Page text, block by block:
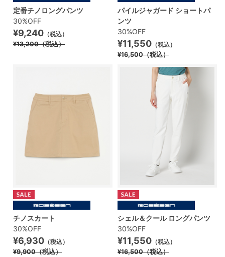
定番チノロングパンツ
30%OFF
¥9,240 （税込）
¥13,200（税込）
パイルジャガード ショートパ
ンツ
30%OFF
¥11,550 （税込）
¥16,500（税込）
チノスカート
30%OFF
¥6,930 （税込）
¥9,900（税込）
シェル＆クール ロングパンツ
30%OFF
¥11,550 （税込）
¥16,500（税込）